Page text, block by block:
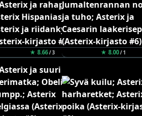
★ 8.66/ 3 ★ 8.00/ 1